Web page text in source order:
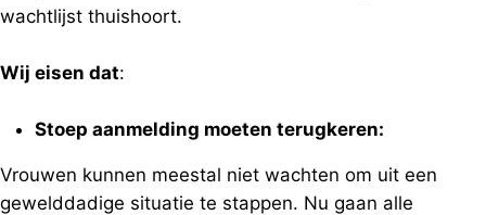
wachtlijst thuishoort.
Wij eisen dat:
Stoep aanmelding moeten terugkeren:
Vrouwen kunnen meestal niet wachten om uit een
gewelddadige situatie te stappen. Nu gaan alle